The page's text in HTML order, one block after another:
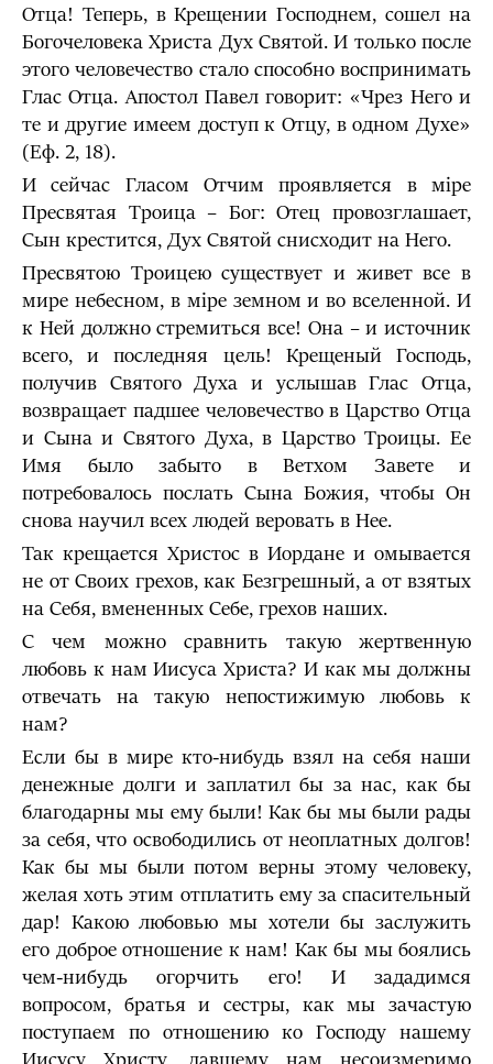
Отца! Теперь, в Крещении Господнем, сошел на
Богочеловека Христа Дух Святой. И только после
этого человечество стало способно воспринимать
Глас Отца. Апостол Павел говорит: «Чрез Него и
те и другие имеем доступ к Отцу, в одном Духе»
(Еф. 2, 18).
И сейчас Гласом Отчим проявляется в мiре
Пресвятая Троица – Бог: Отец провозглашает,
Сын крестится, Дух Святой снисходит на Него.
Пресвятою Троицею существует и живет все в
мире небесном, в мiре земном и во вселенной. И
к Ней должно стремиться все! Она – и источник
всего, и последняя цель! Крещеный Господь,
получив Святого Духа и услышав Глас Отца,
возвращает падшее человечество в Царство Отца
и Сына и Святого Духа, в Царство Троицы. Ее
Имя было забыто в Ветхом Завете и
потребовалось послать Сына Божия, чтобы Он
снова научил всех людей веровать в Нее.
Так крещается Христос в Иордане и омывается
не от Своих грехов, как Безгрешный, а от взятых
на Себя, вмененных Себе, грехов наших.
С чем можно сравнить такую жертвенную
любовь к нам Иисуса Христа? И как мы должны
отвечать на такую непостижимую любовь к
нам?
Если бы в мире кто-нибудь взял на себя наши
денежные долги и заплатил бы за нас, как бы
благодарны мы ему были! Как бы мы были рады
за себя, что освободились от неоплатных долгов!
Как бы мы были потом верны этому человеку,
желая хоть этим отплатить ему за спасительный
дар! Какою любовью мы хотели бы заслужить
его доброе отношение к нам! Как бы мы боялись
чем-нибудь огорчить его! И зададимся
вопросом, братья и сестры, как мы зачастую
поступаем по отношению ко Господу нашему